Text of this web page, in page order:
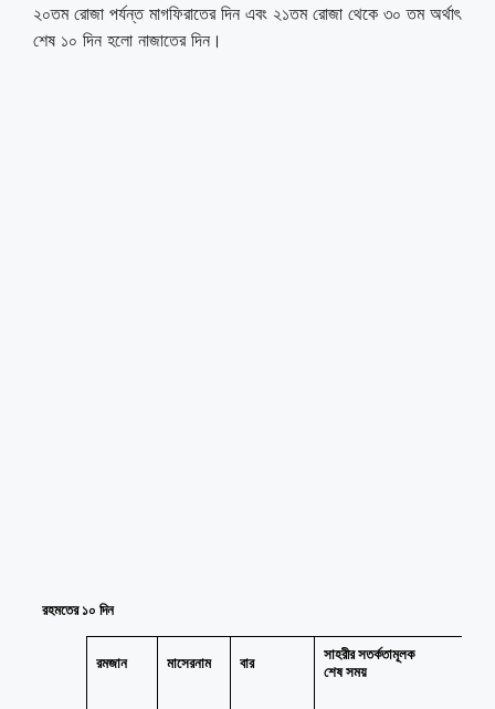
২০তম রোজা পর্যন্ত মাগফিরাতের দিন এবং ২১তম রোজা থেকে ৩০ তম অর্থাৎ
শেষ ১০ দিন হলো নাজাতের দিন।